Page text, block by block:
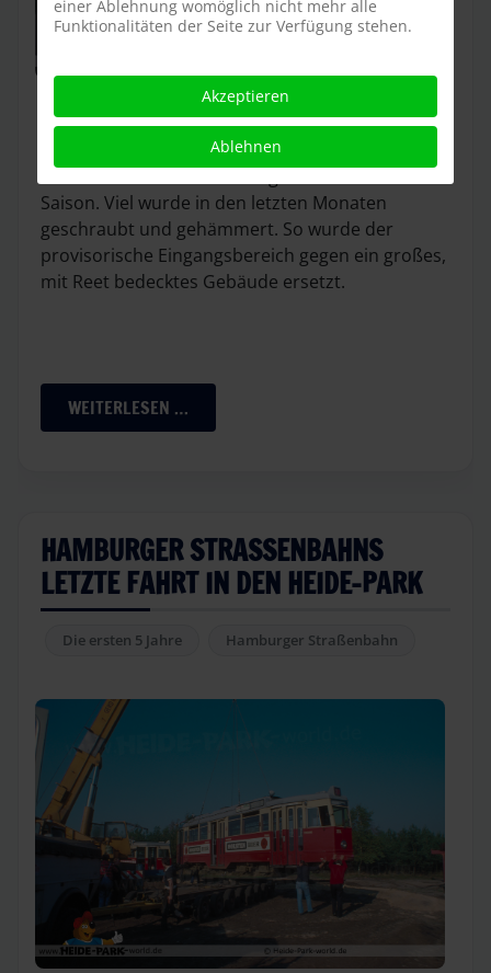
Die Feuerprobe ist bestanden: Der Heide Park
hat seine erste Saison mit 200.000 Besuchern
erfolgreich absolviert und startet mit zahlreichen
Saison. Viel wurde in den letzten Monaten
geschraubt und gehämmert. So wurde der
provisorische Eingangsbereich gegen ein großes,
mit Reet bedecktes Gebäude ersetzt.
WEITERLESEN …
HAMBURGER STRASSENBAHNS L
ETZTE FAHRT IN DEN HEIDE-PARK
Die ersten 5 Jahre Hamburger Straßenbahn
einer Ablehnung womöglich nicht mehr alle
Funktionalitäten der Seite zur Verfügung stehen.
Akzeptieren
Ablehnen